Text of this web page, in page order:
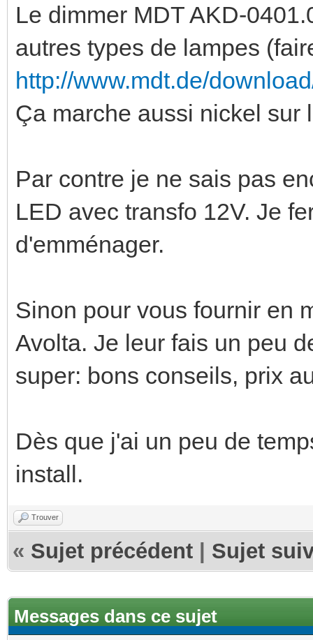
Le dimmer MDT AKD-
autres types de lampes
http://www.mdt.de/
Ça marche aussi nickel sur
Par contre je ne sais pas
LED avec transfo 12V. Je
d'emménager.
Sinon pour vous fournir en
Avolta. Je leur fais un peu
super: bons conseils, prix
Dès que j'ai un peu de
install.
Trouver
« Sujet précédent Sujet
Messages dans ce sujet